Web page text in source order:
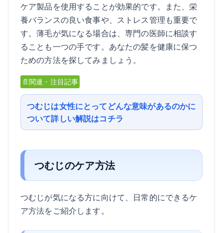
ケア製品を使用することが効果的です。また、栄
養バランスの良い食事や、ストレス管理も重要で
す。薄毛が気になる場合は、専門の医師に相談す
ることも一つの手です。あなたの髪を健康に保つ
ための方法を探してみましょう。
📄関連・注目記事
つむじは女性にとってどんな意味があるのかに
ついて詳しい解説はコチラ
つむじのケア方法
つむじが気になる方に向けて、日常的にできるケ
ア方法をご紹介します。